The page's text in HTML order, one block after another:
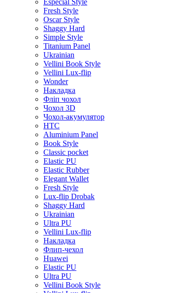
Especial Style
Fresh Style
Oscar Style
Shaggy Hard
Simple Style
Titanium Panel
Ukrainian
Vellini Book Style
Vellini Lux-flip
Wonder
Накладка
Фліп чохол
Чохол 3D
Чохол-акумулятор
HTC
Aluminium Panel
Book Style
Classic pocket
Elastic PU
Elastic Rubber
Elegant Wallet
Fresh Style
Lux-flip Drobak
Shaggy Hard
Ukrainian
Ultra PU
Vellini Lux-flip
Накладка
Флип-чехол
Huawei
Elastic PU
Ultra PU
Vellini Book Style